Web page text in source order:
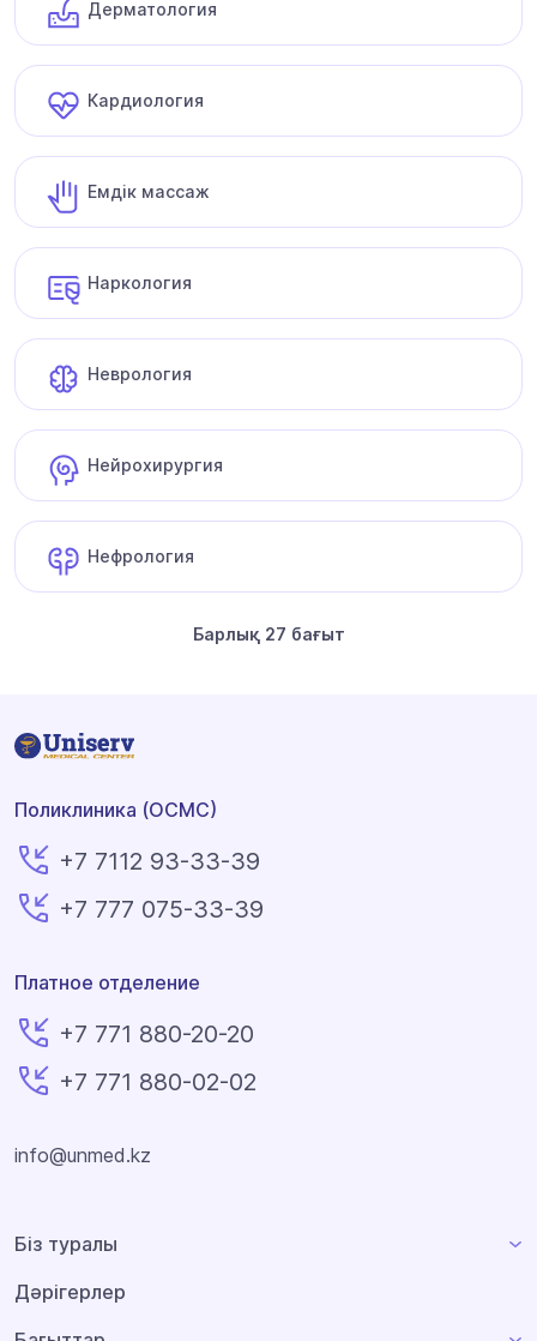
Дерматология
Кардиология
Емдік массаж
Наркология
Неврология
Нейрохирургия
Нефрология
Барлық 27 бағыт
Поликлиника (ОСМС)
+7 7112 93-33-39
+7 777 075-33-39
Платное отделение
+7 771 880-20-20
+7 771 880-02-02
info@unmed.kz
Біз туралы
Дәрігерлер